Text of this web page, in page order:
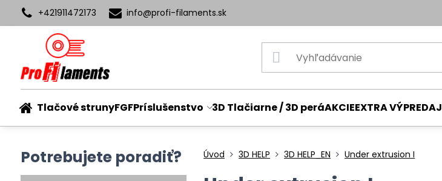
+421911472173 info​@profi-filaments​.sk
Tlačové strunyFGFPríslušenstvo 3D Tlačiarne / 3D peráAKCIEEXTRA VÝPREDAJ
Úvod 3D HELP 3D HELP_EN Under extrusion I
Potrebujete poradiť?